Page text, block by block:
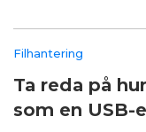
Filhantering
Ta reda på
som en USB-